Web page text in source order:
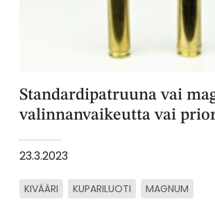
Standardipatruuna vai
valinnanvaikeutta vai
23.3.2023
KIVÄÄRI KUPARILUOTI MAGNUM